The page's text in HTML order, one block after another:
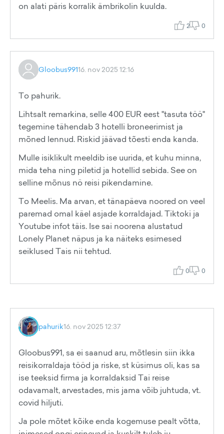
on alati päris korralik ämbrikolin kuulda.
2 0
Gloobus99116. nov 2025 12:16
To pahurik.
Lihtsalt remarkina, selle 400 EUR eest "tasuta töö"
tegemine tähendab 3 hotelli broneerimist ja
mõned lennud. Riskid jäävad tõesti enda kanda.
Mulle isiklikult meeldib ise uurida, et kuhu minna,
mida teha ning piletid ja hotellid sebida. See on
selline mõnus nö reisi pikendamine.
To Meelis. Ma arvan, et tänapäeva noored on veel
paremad omal käel asjade korraldajad. Tiktoki ja
Youtube infot täis. Ise sai noorena alustatud
Lonely Planet näpus ja ka näiteks esimesed
seiklused Tais nii tehtud.
0 0
pahurik16. nov 2025 12:37
Gloobus991, sa ei saanud aru, mõtlesin siin ikka
reisikorraldaja tööd ja riske, st küsimus oli, kas sa
ise teeksid firma ja korraldaksid Tai reise
odavamalt, arvestades, mis jama võib juhtuda, vt.
covid hiljuti.
Ja pole mõtet kõike enda kogemuse pealt võtta,